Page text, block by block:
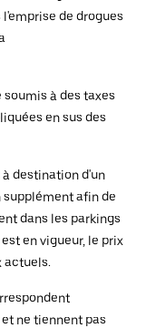
de drogues
à des taxes
en sus des
destination d'un
afin de
dans les parkings
en vigueur, le prix
actuels.
ne tiennent pas